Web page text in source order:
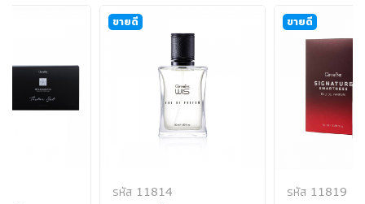
ขายดี
รหัส 11814
ขายดี
รหัส 11819